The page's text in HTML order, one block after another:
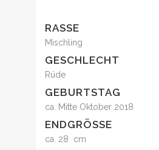
RASSE
Mischling
GESCHLECHT
Rüde
GEBURTSTAG
ca. Mitte Oktober 2018
ENDGRÖSSE
ca. 28 cm